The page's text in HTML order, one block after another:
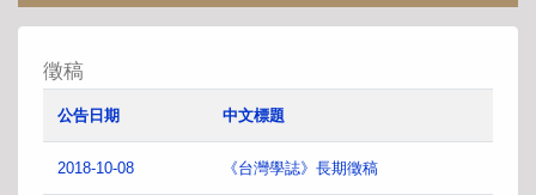
徵稿
公告日期 中文標題
2018-10-08 《台灣學誌》長期徵稿